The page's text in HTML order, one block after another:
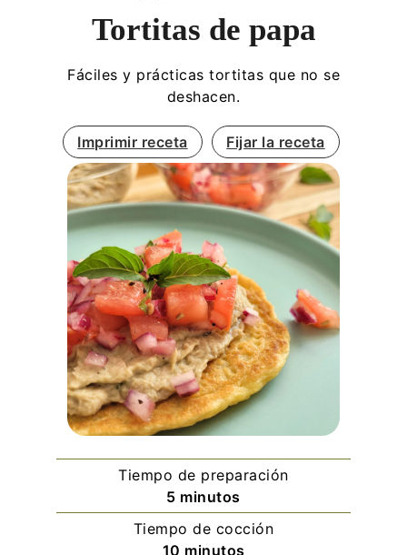
Tortitas de papa
Fáciles y prácticas tortitas que no se
deshacen.
Imprimir receta Fijar la receta
Tiempo de preparación
5minutos
minutos
Tiempo de cocción
10 minutos
minutos